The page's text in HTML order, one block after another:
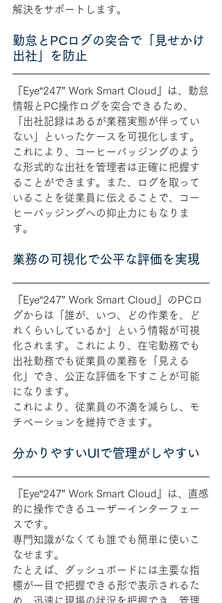
解決をサポートします。
勤怠とPCログの突合で「見せかけ
出社」を防止
『Eye“247” Work Smart Cloud』は、勤怠
情報とPC操作ログを突合できるため、
「出社記録はあるが業務実態が伴ってい
ない」といったケースを可視化します。
これにより、コーヒーバッジングのよう
な形式的な出社を管理者は正確に把握す
ることができます。また、ログを取って
いることを従業員に伝えることで、コー
ヒーバッジングへの抑止力にもなりま
す。
業務の可視化で公平な評価を実現
『Eye“247” Work Smart Cloud』のPCロ
グからは「誰が、いつ、どの作業を、ど
れくらいしているか」という情報が可視
化されます。これにより、在宅勤務でも
出社勤務でも従業員の業務を「見える
化」でき、公正な評価を下すことが可能
になります。
これにより、従業員の不満を減らし、モ
チベーションを維持できます。
分かりやすいUIで管理がしやすい
『Eye“247” Work Smart Cloud』は、直感
的に操作できるユーザーインターフェー
スです。
専門知識がなくても誰でも簡単に使いこ
なせます。
たとえば、ダッシュボードには主要な指
標が一目で把握できる形で表示されるた
め、迅速に現場の状況を把握でき、管理